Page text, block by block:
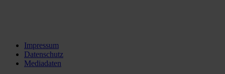
Impressum
Datenschutz
Mediadaten